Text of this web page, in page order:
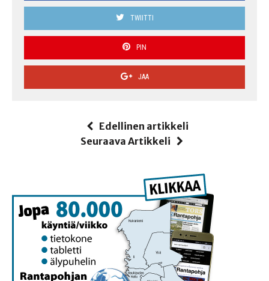
TWIITTI
PIN
JAA
Edellinen artikkeli
Seuraava Artikkeli